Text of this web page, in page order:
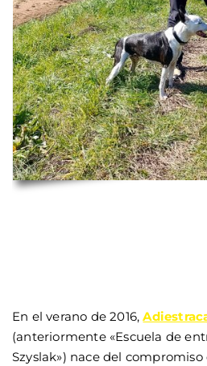
En el verano de 2016,
(anteriormente «Escuela de
Szyslak») nace del compromiso